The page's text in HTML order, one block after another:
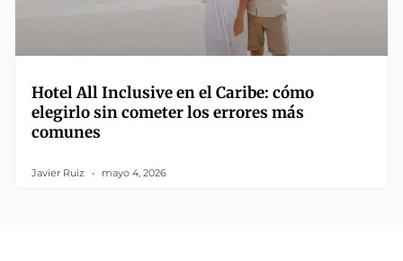
Hotel All Inclusive en el Caribe: cómo
elegirlo sin cometer los errores más
comunes
Javier Ruiz mayo 4, 2026